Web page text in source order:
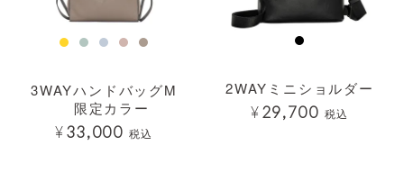
3WAYハンドバッグM
限定カラー
¥33,000 税込
2WAYミニショルダー
¥29,700 税込